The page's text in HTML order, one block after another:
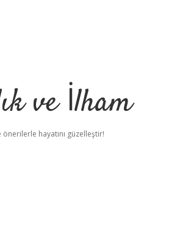
ve İlham
önerilerle hayatını güzelleştir!